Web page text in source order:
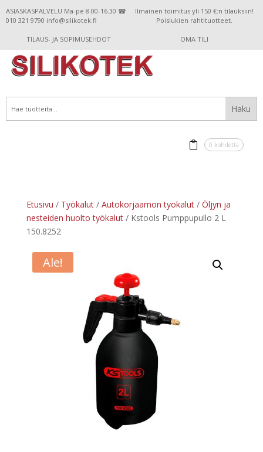
ASIASKASPALVELU Ma-pe 8.00-16.30 ☎
010 321 9790 info@silikotek.fi
Ilmainen toimitus yli 150 €:n tilauksiin!
Poislukien rahtituotteet.
TILAUS- JA SOPIMUSEHDOT OMA TILI
0 kohdetta
Etusivu / Työkalut/ Autokorjaamon työkalut/ Öljyn ja
nesteiden huolto työkalut/ Kstools Pumppupullo 2 L
150.8252
Ale!